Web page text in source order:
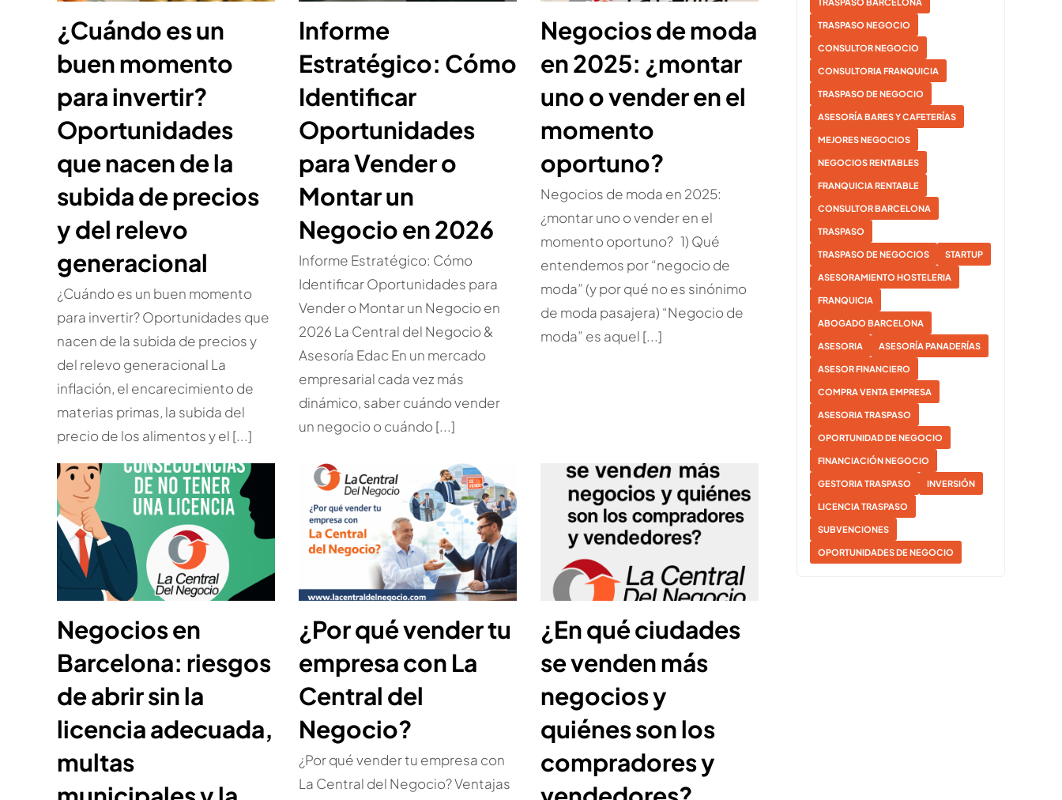
¿Cuándo es un
buen momento
para invertir?
Oportunidades
que nacen de la
subida de precios
y del relevo
generacional
¿Cuándo es un buen momento
para invertir? Oportunidades que
nacen de la subida de precios y
del relevo generacional La
inflación, el encarecimiento de
materias primas, la subida del
precio de los alimentos y el [...]
Informe
Estratégico: Cómo
Identificar
Oportunidades
para Vender o
Montar un
Negocio en 2026
Informe Estratégico: Cómo
Identificar Oportunidades para
Vender o Montar un Negocio en
2026 La Central del Negocio &
Asesoría Edac En un mercado
empresarial cada vez más
dinámico, saber cuándo vender
un negocio o cuándo [...]
Negocios de moda
en 2025: ¿montar
uno o vender en el
momento
oportuno?
Negocios de moda en 2025:
¿montar uno o vender en el
momento oportuno? 1) Qué
entendemos por “negocio de
moda” (y por qué no es sinónimo
de moda pasajera) “Negocio de
moda” es aquel [...]
Negocios en
Barcelona: riesgos
de abrir sin la
licencia adecuada,
multas
¿Por qué vender tu
empresa con La
Central del
Negocio?
¿Por qué vender tu empresa con
La Central del Negocio? Ventajas
¿En qué ciudades
se venden más
negocios y
quiénes son los
compradores y
TRASPASO BARCELONA
TRASPASO NEGOCIO
CONSULTOR NEGOCIO
CONSULTORIA FRANQUICIA
TRASPASO DE NEGOCIO
ASESORÍA BARES Y CAFETERÍAS
MEJORES NEGOCIOS
NEGOCIOS RENTABLES
FRANQUICIA RENTABLE
CONSULTOR BARCELONA
TRASPASO
TRASPASO DE NEGOCIOS STARTUP
ASESORAMIENTO HOSTELERIA
FRANQUICIA
ABOGADO BARCELONA
ASESORIA ASESORÍA PANADERÍAS
ASESOR FINANCIERO
COMPRA VENTA EMPRESA
ASESORIA TRASPASO
OPORTUNIDAD DE NEGOCIO
FINANCIACIÓN NEGOCIO
GESTORIA TRASPASO INVERSIÓN
LICENCIA TRASPASO
SUBVENCIONES
OPORTUNIDADES DE NEGOCIO